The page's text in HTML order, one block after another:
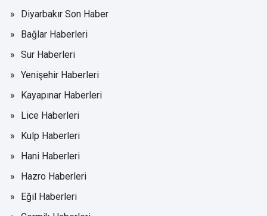
Diyarbakır Son Haber
Bağlar Haberleri
Sur Haberleri
Yenişehir Haberleri
Kayapınar Haberleri
Lice Haberleri
Kulp Haberleri
Hani Haberleri
Hazro Haberleri
Eğil Haberleri